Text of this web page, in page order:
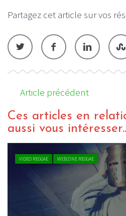
Partagez cet article sur vos
Article précédent
Ces articles en
aussi vous
VIDEO REGGAE WEBZINE REGGAE